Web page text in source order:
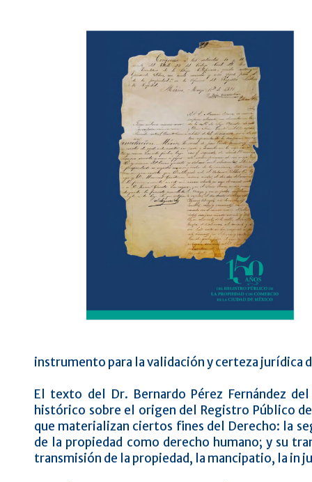
instrumento para la validación y certeza jurídica
El texto del Dr. Bernardo Pérez Fernández
histórico sobre el origen del Registro Público
que materializan ciertos fines del Derecho: la
de la propiedad como derecho humano; y su
transmisión de la propiedad, la mancipatio, la in